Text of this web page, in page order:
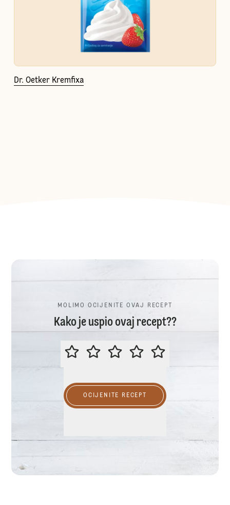
Dr. Oetker Kremfixa
MOLIMO OCIJENITE OVAJ RECEPT
Kako je uspio ovaj recept??
MOLIMO OCIJENITE OVAJ
OCIJENITE RECEPT